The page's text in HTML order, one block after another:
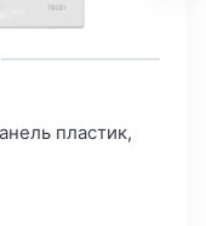
пластик,